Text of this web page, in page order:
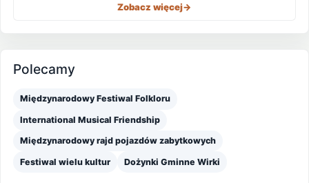
Zobacz więcej->
Polecamy
Międzynarodowy Festiwal Folkloru
International Musical Friendship
Międzynarodowy rajd pojazdów zabytkowych
Festiwal wielu kultur Dożynki Gminne Wirki